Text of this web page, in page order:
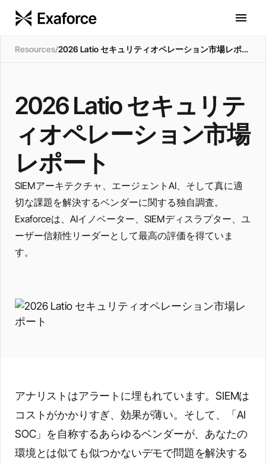
Resources/ 2026 Latio セキュリティオペレーション市場レポート
2026 Latio セキュリテ
ィオペレーション市場
レポート
SIEMアーキテクチャ、エージェントAI、そして真に適
切な課題を解決するベンダーに関する独自調査。
Exaforceは、AIイノベーター、SIEMディスラプター、ユ
ーザー信頼性リーダーとして最高の評価を得ていま
す。
アナリストはアラートに埋もれています。SIEMは
コストがかかりすぎ、効果が薄い。そして、「AI
SOC」を自称するあらゆるベンダーが、あなたの
環境とは似ても似つかないデモで問題を解決する